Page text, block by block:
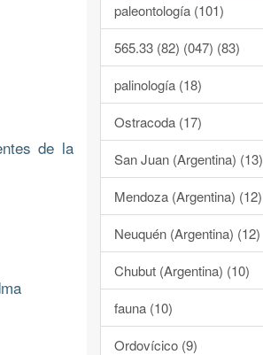
de la
paleontología (101)
565.33 (82) (047) (83)
palinología (18)
Ostracoda (17)
San Juan (Argentina) (13)
Mendoza (Argentina) (12)
Neuquén (Argentina) (12)
Chubut (Argentina) (10)
fauna (10)
Ordovícico (9)